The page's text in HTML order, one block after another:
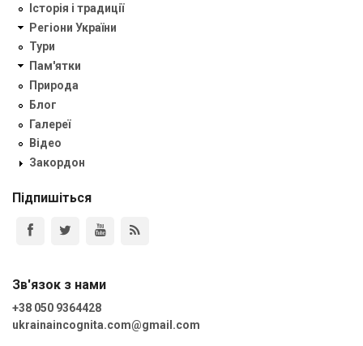
Історія і традиції
Регіони України
Тури
Пам'ятки
Природа
Блог
Галереї
Відео
Закордон
Підпишіться
Зв'язок з нами
+38 050 9364428
ukrainaincognita.com@gmail.com